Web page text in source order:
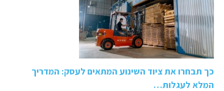
כך תבחרו את ציוד השינוע המתאים לעסק: המדריך
המלא לעגלות…